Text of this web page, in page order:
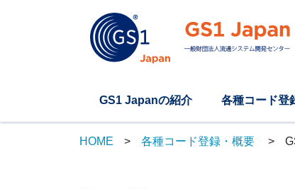
GS1 Japanの紹介 各種コード登
HOME 各種コード登録・概要